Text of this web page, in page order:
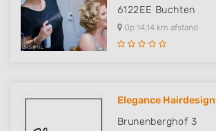
6122EE Buchten
Op 14,14 km afstand
Elegance Hairdesign
Brunenberghof 3